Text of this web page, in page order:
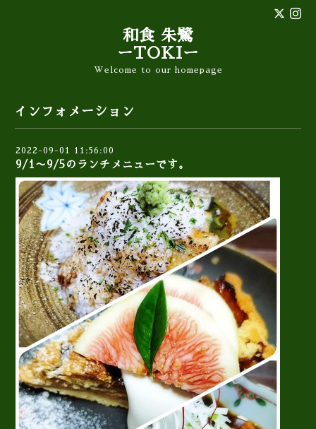
和食 朱鷺
ーTOKIー
Welcome to our homepage
インフォメーション
2022-09-01 11:56:00
9/1〜9/5のランチメニューです。